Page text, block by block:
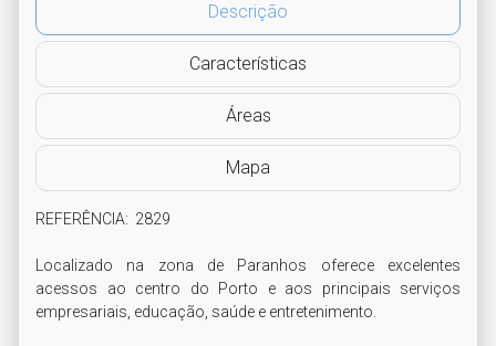
Descrição
Características
Áreas
Mapa
REFERÊNCIA:  2829
Localizado na zona de Paranhos oferece excelentes
acessos ao centro do Porto e aos principais serviços
empresariais, educação, saúde e entretenimento.